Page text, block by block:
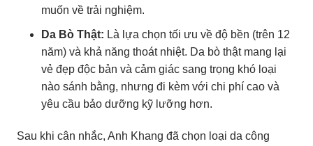
muốn về trải nghiệm.
Da Bò Thật: Là lựa chọn tối ưu về độ bền (trên 12
năm) và khả năng thoát nhiệt. Da bò thật mang lại
vẻ đẹp độc bản và cảm giác sang trọng khó loại
nào sánh bằng, nhưng đi kèm với chi phí cao và
yêu cầu bảo dưỡng kỹ lưỡng hơn.
Sau khi cân nhắc, Anh Khang đã chọn loại da công